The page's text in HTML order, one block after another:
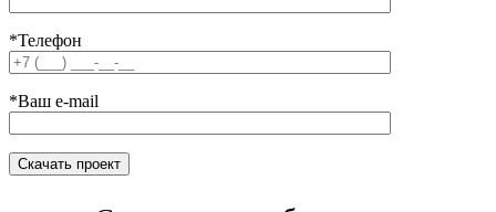
*Телефон
*Ваш e-mail